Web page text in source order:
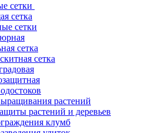
сетки
сетка
сетки
сетка
сетка
растений
растений и деревьев
клумб